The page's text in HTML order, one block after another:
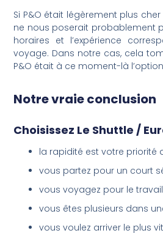
Si P&O était légèrement plus
ne nous poserait probablement
horaires et l’expérience
voyage. Dans notre cas, cela
P&O était à ce moment-là
Notre vraie conclusion
Choisissez Le Shuttle /
la rapidité est votre priorité
vous partez pour un court
vous voyagez pour le travail
vous êtes plusieurs dans
vous voulez arriver le plus